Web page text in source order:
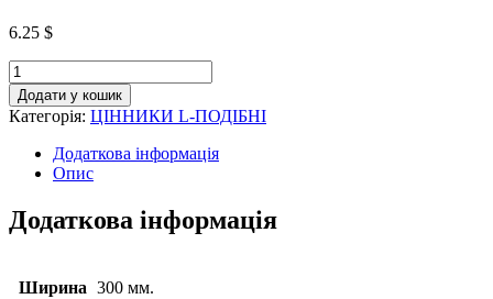
6.25 $
Додати у кошик
Категорія: ЦІННИКИ L-ПОДІБНІ
Додаткова інформація
Опис
Додаткова інформація
Ширина 300 мм.